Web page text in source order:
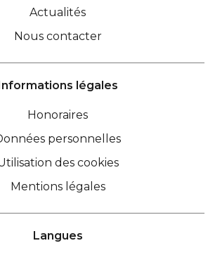
Actualités
Nous contacter
légales
Honoraires
personnelles
des cookies
Mentions légales
Langues